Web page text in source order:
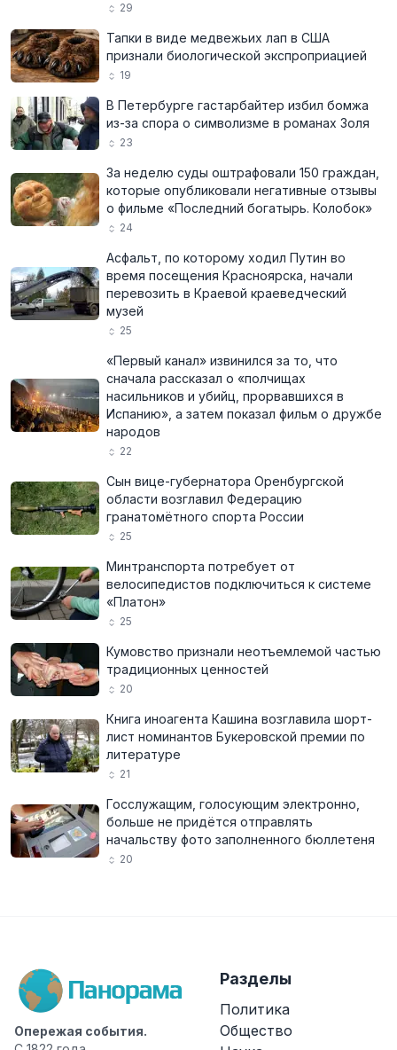
29
Тапки в виде медвежьих лап в США
признали биологической экспроприацией
19
В Петербурге гастарбайтер избил бомжа
из-за спора о символизме в романах Золя
23
За неделю суды оштрафовали 150 граждан,
которые опубликовали негативные отзывы
о фильме «Последний богатырь. Колобок»
24
Асфальт, по которому ходил Путин во
время посещения Красноярска, начали
перевозить в Краевой краеведческий
музей
25
«Первый канал» извинился за то, что
сначала рассказал о «полчищах
насильников и убийц, прорвавшихся в
Испанию», а затем показал фильм о дружбе
народов
22
Сын вице-губернатора Оренбургской
области возглавил Федерацию
гранатомётного спорта России
25
Минтранспорта потребует от
велосипедистов подключиться к системе
«Платон»
25
Кумовство признали неотъемлемой частью
традиционных ценностей
20
Книга иноагента Кашина возглавила шорт-
лист номинантов Букеровской премии по
литературе
21
Госслужащим, голосующим электронно,
больше не придётся отправлять
начальству фото заполненного бюллетеня
20
Опережая события.
Разделы
Политика
Общество